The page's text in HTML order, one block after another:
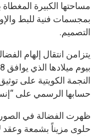
مساحتها الكبيرة
بمجسمات فنية للبط
التصميم.
يتزامن انتقال إلهام
النجمة الكويتية على
حسابها الرسمي على
ظهرت الفضالة في
حلوى مزيناً بشمعة وعقد